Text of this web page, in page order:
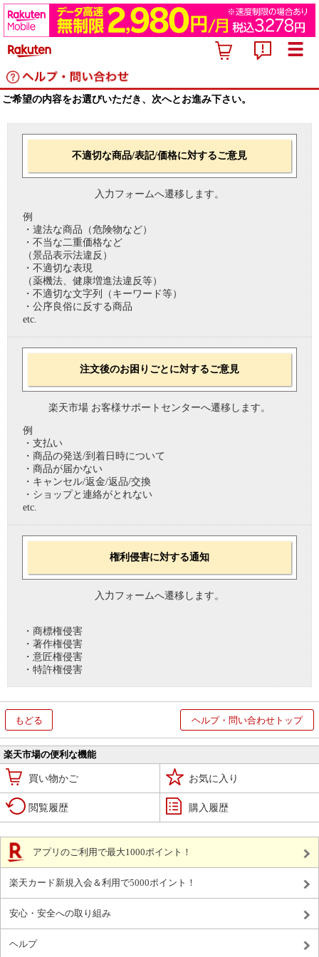
ご希望の内容をお選びいただき、次へとお進み下さい。
不適切な商品/表記/価格に対するご意見
入力フォームへ遷移します。
例
・違法な商品（危険物など）
・不当な二重価格など
（景品表示法違反）
・不適切な表現
（薬機法、健康増進法違反等）
・不適切な文字列（キーワード等）
・公序良俗に反する商品
etc.
注文後のお困りごとに対するご意見
楽天市場 お客様サポートセンターへ遷移します。
例
・支払い
・商品の発送/到着日時について
・商品が届かない
・キャンセル/返金/返品/交換
・ショップと連絡がとれない
etc.
権利侵害に対する通知
入力フォームへ遷移します。
・商標権侵害
・著作権侵害
・意匠権侵害
・特許権侵害
もどる ヘルプ・問い合わせトップ
楽天市場の便利な機能
買い物かご お気に入り
閲覧履歴 購入履歴
アプリのご利用で最大1000ポイント！
楽天カード新規入会＆利用で5000ポイント！
安心・安全への取り組み
ヘルプ